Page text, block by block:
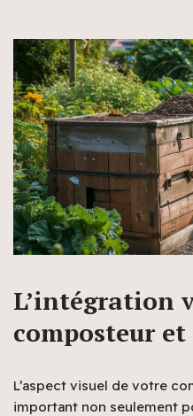
L’intégration
composteur
L’aspect visuel de votre
important non seulement